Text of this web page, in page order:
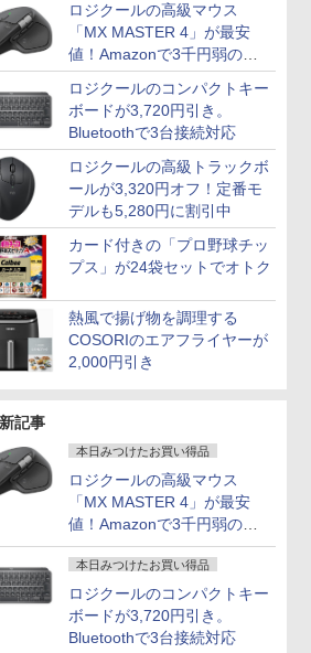
ロジクールの高級マウス
「MX MASTER 4」が最安
値！Amazonで3千円弱の割
引
ロジクールのコンパクトキー
ボードが3,720円引き。
Bluetoothで3台接続対応
ロジクールの高級トラックボ
ールが3,320円オフ！定番モ
デルも5,280円に割引中
カード付きの「プロ野球チッ
プス」が24袋セットでオトク
熱風で揚げ物を調理する
COSORIのエアフライヤーが
2,000円引き
記事
本日みつけたお買い得品
ロジクールの高級マウス
「MX MASTER 4」が最安
値！Amazonで3千円弱の割
引
本日みつけたお買い得品
ロジクールのコンパクトキー
ボードが3,720円引き。
Bluetoothで3台接続対応